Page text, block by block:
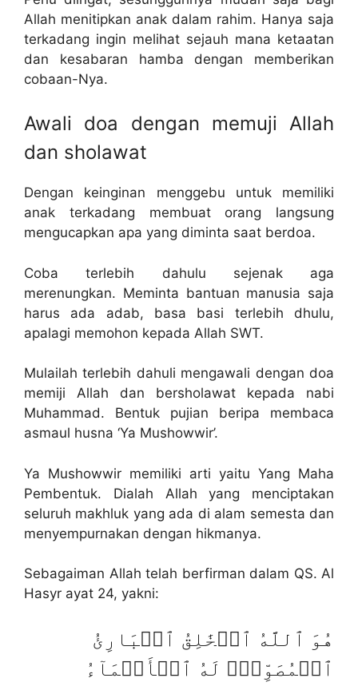
Allah menitipkan anak dalam rahim. Hanya saja
terkadang ingin melihat sejauh mana ketaatan
dan kesabaran hamba dengan memberikan
cobaan-Nya.
Awali doa dengan memuji Allah
dan sholawat
Dengan keinginan menggebu untuk memiliki
anak terkadang membuat orang langsung
mengucapkan apa yang diminta saat berdoa.
Coba terlebih dahulu sejenak aga
merenungkan. Meminta bantuan manusia saja
harus ada adab, basa basi terlebih dhulu,
apalagi memohon kepada Allah SWT.
Mulailah terlebih dahuli mengawali dengan doa
memiji Allah dan bersholawat kepada nabi
Muhammad. Bentuk pujian beripa membaca
asmaul husna ‘Ya Mushowwir’.
Ya Mushowwir memiliki arti yaitu Yang Maha
Pembentuk. Dialah Allah yang menciptakan
seluruh makhluk yang ada di alam semesta dan
menyempurnakan dengan hikmanya.
Sebagaiman Allah telah berfirman dalam QS. Al
Hasyr ayat 24, yakni:
هُوَ ٱللَّهُ ٱلۡخَٰلِقُ ٱلۡبَارِئُ
ٱلۡمُصَوِّرُۖ لَهُ ٱلۡأَسۡمَآءُ